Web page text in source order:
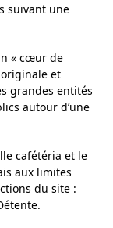
suivant une
« cœur de
et
grandes entités
autour d’une
cafétéria et le
aux limites
du site :